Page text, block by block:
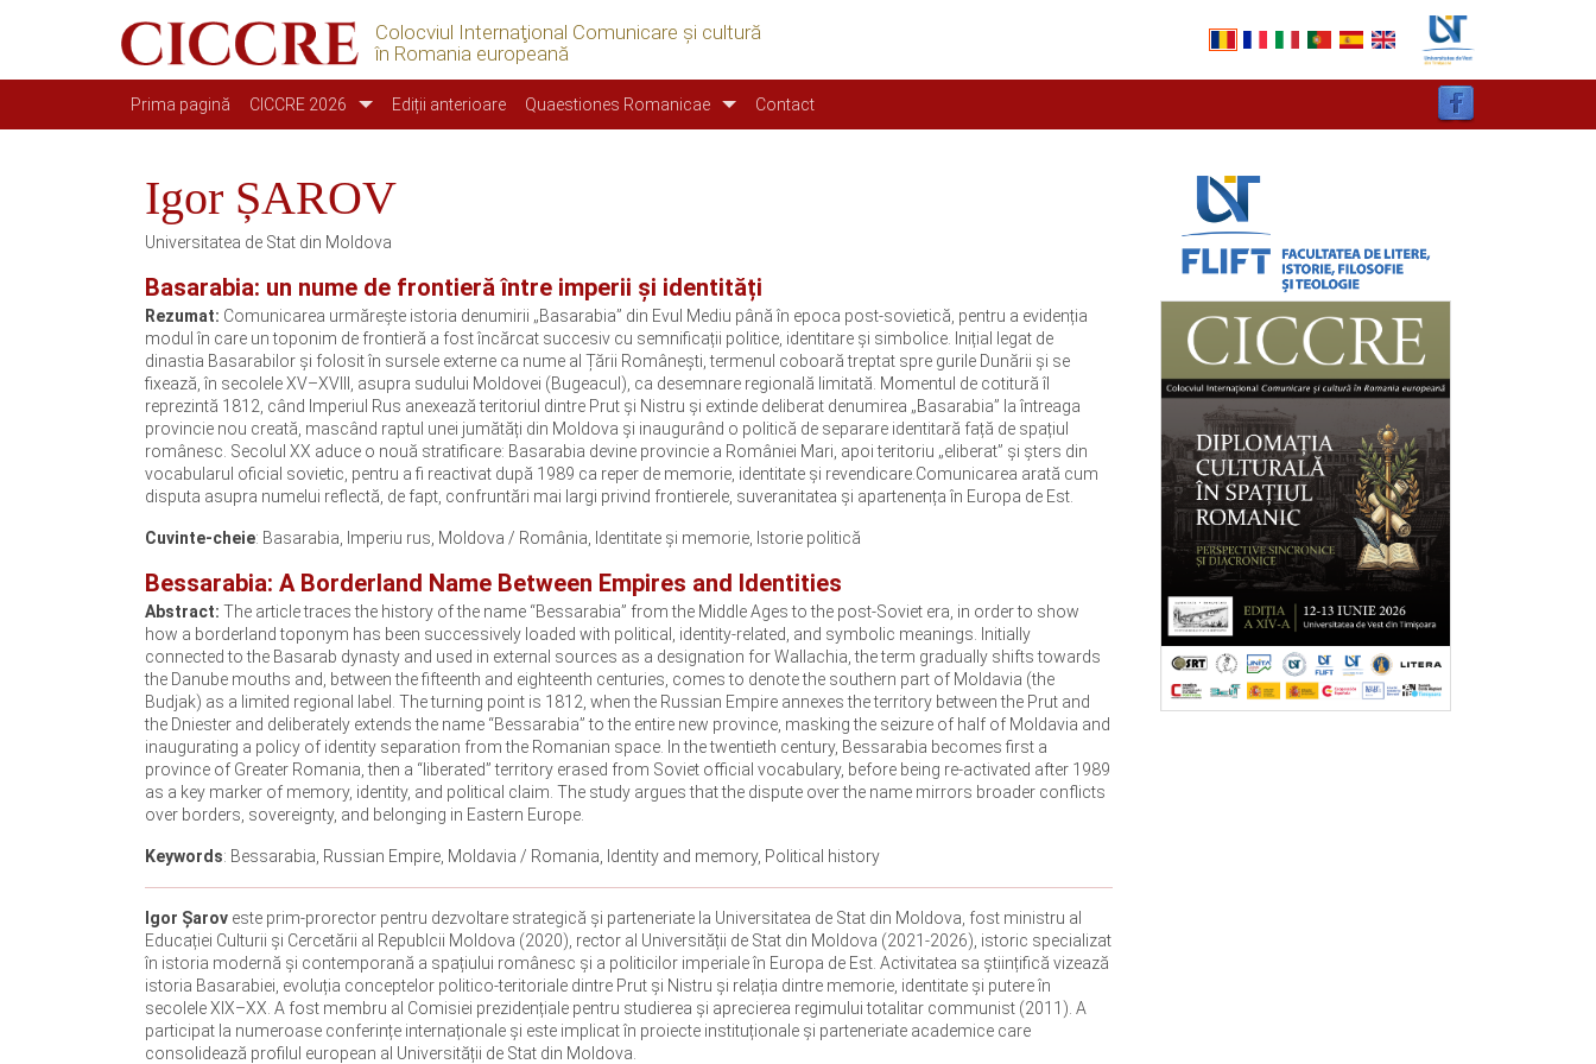
Colocviul Internaţional Comunicare şi cultură
în Romania europeană
Main navigation
Prima pagină CICCRE 2026 Ediții anterioare Quaestiones Romanicae Contact
Igor ȘAROV
Universitatea de Stat din Moldova
Basarabia: un nume de frontieră între imperii și identități
Rezumat: Comunicarea urmărește istoria denumirii „Basarabia” din Evul Mediu până în epoca post-sovietică, pentru a evidenția
modul în care un toponim de frontieră a fost încărcat succesiv cu semnificații politice, identitare și simbolice. Inițial legat de
dinastia Basarabilor și folosit în sursele externe ca nume al Țării Românești, termenul coboară treptat spre gurile Dunării și se
fixează, în secolele XV–XVIII, asupra sudului Moldovei (Bugeacul), ca desemnare regională limitată. Momentul de cotitură îl
reprezintă 1812, când Imperiul Rus anexează teritoriul dintre Prut și Nistru și extinde deliberat denumirea „Basarabia” la întreaga
provincie nou creată, mascând raptul unei jumătăți din Moldova și inaugurând o politică de separare identitară față de spațiul
românesc. Secolul XX aduce o nouă stratificare: Basarabia devine provincie a României Mari, apoi teritoriu „eliberat” și șters din
vocabularul oficial sovietic, pentru a fi reactivat după 1989 ca reper de memorie, identitate și revendicare.Comunicarea arată cum
disputa asupra numelui reflectă, de fapt, confruntări mai largi privind frontierele, suveranitatea și apartenența în Europa de Est.
Cuvinte‑cheie: Basarabia, Imperiu rus, Moldova / România, Identitate și memorie, Istorie politică
Bessarabia: A Borderland Name Between Empires and Identities
Abstract: The article traces the history of the name “Bessarabia” from the Middle Ages to the post‑Soviet era, in order to show
how a borderland toponym has been successively loaded with political, identity‑related, and symbolic meanings. Initially
connected to the Basarab dynasty and used in external sources as a designation for Wallachia, the term gradually shifts towards
the Danube mouths and, between the fifteenth and eighteenth centuries, comes to denote the southern part of Moldavia (the
Budjak) as a limited regional label. The turning point is 1812, when the Russian Empire annexes the territory between the Prut and
the Dniester and deliberately extends the name “Bessarabia” to the entire new province, masking the seizure of half of Moldavia and
inaugurating a policy of identity separation from the Romanian space. In the twentieth century, Bessarabia becomes first a
province of Greater Romania, then a “liberated” territory erased from Soviet official vocabulary, before being re‑activated after 1989
as a key marker of memory, identity, and political claim. The study argues that the dispute over the name mirrors broader conflicts
over borders, sovereignty, and belonging in Eastern Europe.
Keywords: Bessarabia, Russian Empire, Moldavia / Romania, Identity and memory, Political history
Igor Șarov este prim‑prorector pentru dezvoltare strategică și parteneriate la Universitatea de Stat din Moldova, fost ministru al
Educației Culturii și Cercetării al Republcii Moldova (2020), rector al Universității de Stat din Moldova (2021-2026), istoric specializat
în istoria modernă și contemporană a spațiului românesc și a politicilor imperiale în Europa de Est. Activitatea sa științifică vizează
istoria Basarabiei, evoluția conceptelor politico‑teritoriale dintre Prut și Nistru și relația dintre memorie, identitate și putere în
secolele XIX–XX. A fost membru al Comisiei prezidențiale pentru studierea și aprecierea regimului totalitar communist (2011). A
participat la numeroase conferințe internaționale și este implicat în proiecte instituționale și parteneriate academice care
consolidează profilul european al Universității de Stat din Moldova.